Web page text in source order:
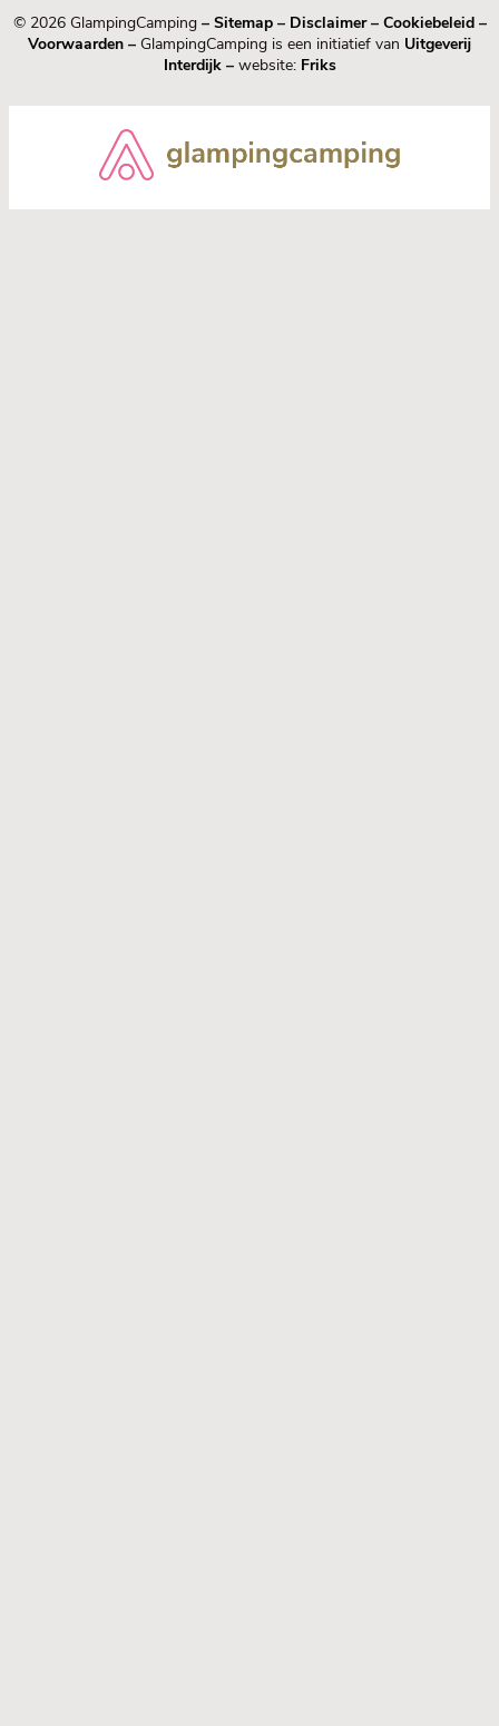
© 2026 GlampingCamping – Sitemap– Disclaimer– Cookiebeleid–
Voorwaarden – GlampingCamping is een initiatief van Uitgeverij
Interdijk–website: Friks